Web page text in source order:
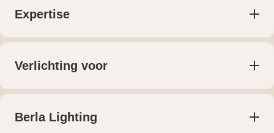
Expertise
Lichtplan voor particulieren
Lichtplan voor bedrijven
Projecten
Verlichting voor
Retail
Bedrijven
Berla Lighting